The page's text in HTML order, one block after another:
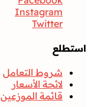
Instagram
Twitter
استطلع
شروط التعامل
لائحة الأسعار
قائمة الموزعين